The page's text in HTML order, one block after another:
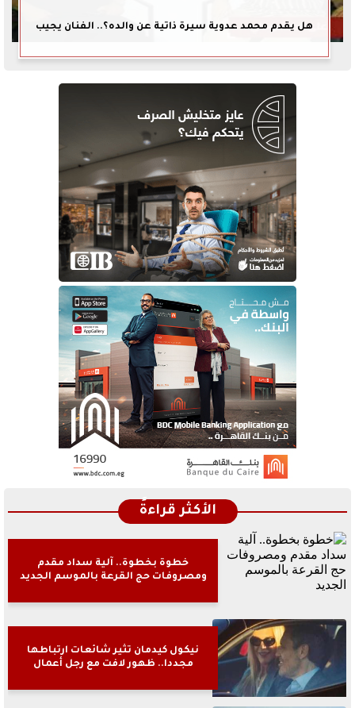
هل يقدم محمد عدوية سيرة ذاتية عن والده؟.. الفنان يجيب
الأكثر قراءةً
خطوة بخطوة.. آلية سداد مقدم
ومصروفات حج القرعة بالموسم الجديد
نيكول كيدمان تثير شائعات ارتباطها
مجددا.. ظهور لافت مع رجل أعمال